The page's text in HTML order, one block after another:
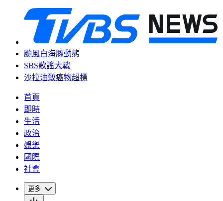
颱風白海豚動態
SBS歌謠大戰
沙拉油致癌物超標
首頁
即時
生活
政治
娛樂
國際
社會
更多